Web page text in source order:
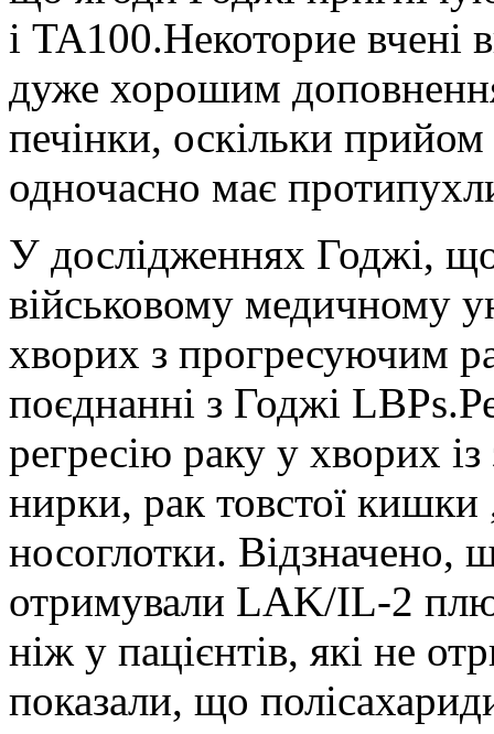
і TA100.Некоторие
дуже хорошим
печінки, оскільки прийом
одночасно має
У дослідженнях Годжі,
військовому медичному
хворих з прогресуючим
поєднанні з Годжі
регресію раку у хворих
нирки, рак товстої кишки
носоглотки. Відзначено,
отримували LAK/IL-2
ніж у пацієнтів, які не
показали, що